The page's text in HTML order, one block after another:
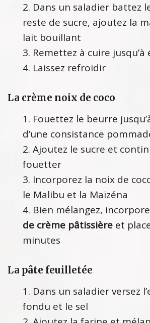
Dans un saladier battez
reste de sucre, ajoutez la
lait bouillant
Remettez à cuire
Laissez refroidir
La crème noix de coco
Fouettez le beurre
d’une consistance
Ajoutez le sucre et
fouetter
Incorporez la noix de
le Malibu et la Maïzéna
Bien mélangez,
de crème pâtissière et
minutes
La pâte feuilletée
Dans un saladier versez
fondu et le sel